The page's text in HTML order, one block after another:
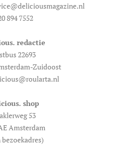
894 7552
redactie
22693
Zuidoost
shop
53
Amsterdam
bezoekadres)